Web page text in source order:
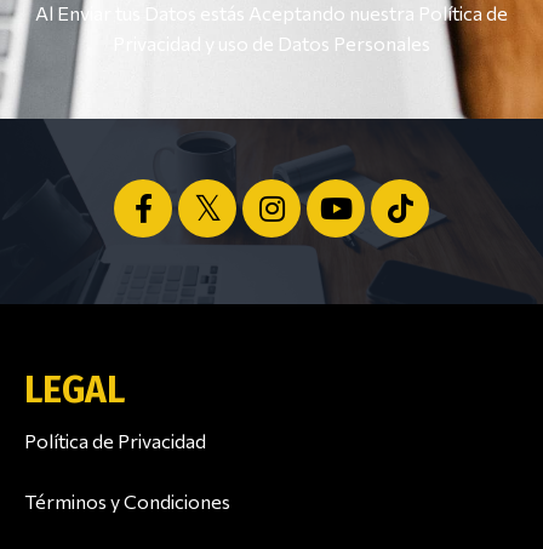
Al Enviar tus Datos estás Aceptando nuestra Política de
Privacidad y uso de Datos Personales
LEGAL
Política de Privacidad
Términos y Condiciones